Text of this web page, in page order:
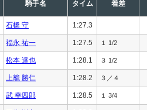
騎手名 タイム 着差
石橋 守 1:27.3
福永 祐一 1:27.5 １ 1/2
松本 達也 1:28.1 ３ 1/2
上籠 勝仁 1:28.2 ３／４
武 幸四郎 1:28.5 １ 3/4